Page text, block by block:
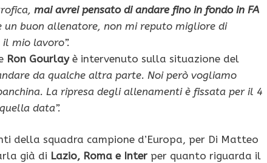
mai avrei pensato di andare fino in fondo in FA
un buon allenatore, non mi reputo migliore di
mio lavoro”.
Ron Gourlay è intervenuto sulla situazione del
da qualche altra parte. Noi però vogliamo
La ripresa degli allenamenti è fissata per il 4
data”.
della squadra campione d’Europa, per Di Matteo
già di Lazio, Roma e Inter per quanto riguarda il